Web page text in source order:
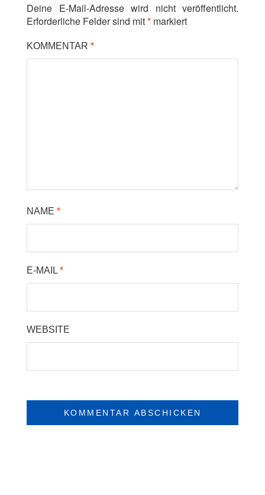
Deine E-Mail-Adresse wird nicht veröffentlicht.
Erforderliche Felder sind mit* markiert
KOMMENTAR *
NAME *
E-MAIL *
WEBSITE